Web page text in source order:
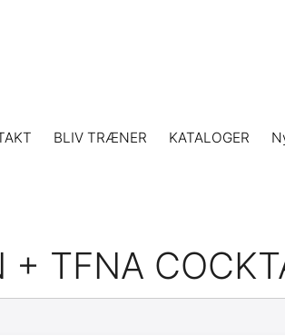
BLIV TRÆNER KATALOGER
+ TFNA